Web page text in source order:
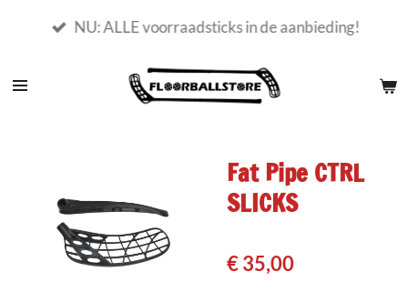
de
NU: ALLE voorraadsticks in de aanbieding!
Fat Pipe CTRL
SLICKS
€ 35,00